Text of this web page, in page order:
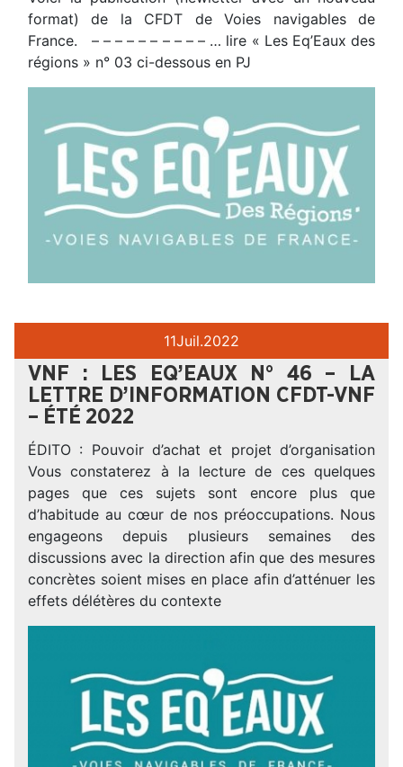
format) de la CFDT de Voies navigables de
France. – – – – – – – – – – … lire « Les Eq’Eaux des
régions » n° 03 ci-dessous en PJ
11Juil.2022
VNF : LES EQ’EAUX N° 46 – LA
LETTRE D’INFORMATION CFDT-VNF
– ÉTÉ 2022
ÉDITO : Pouvoir d’achat et projet d’organisation
Vous constaterez à la lecture de ces quelques
pages que ces sujets sont encore plus que
d’habitude au cœur de nos préoccupations. Nous
engageons depuis plusieurs semaines des
discussions avec la direction afin que des mesures
concrètes soient mises en place afin d’atténuer les
effets délétères du contexte